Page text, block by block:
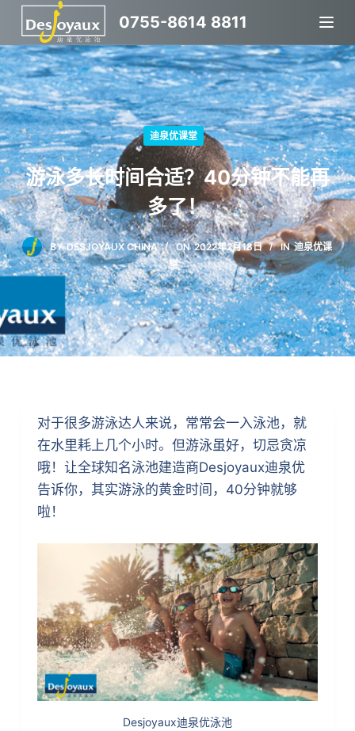
跳
过
内
容
0755-8614 8811
迪泉优课堂
游泳多长时间合适？40分钟不能再
多了！
BY DESJOYAUX CHINA ON 2022年2月18日 IN 迪泉优课
堂
对于很多游泳达人来说，常常会一入泳池，就
在水里耗上几个小时。但游泳虽好，切忌贪凉
哦！让全球知名泳池建造商Desjoyaux迪泉优
告诉你，其实游泳的黄金时间，40分钟就够
啦！
Desjoyaux迪泉优泳池